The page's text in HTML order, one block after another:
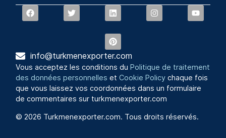
info@turkmenexporter.com
Vous acceptez les conditions duPolitique de traitement
des données personnelles etCookie Policy chaque fois
que vous laissez vos coordonnées dans un formulaire
de commentaires sur turkmenexporter.com
© 2026 Turkmenexporter.com. Tous droits réservés.